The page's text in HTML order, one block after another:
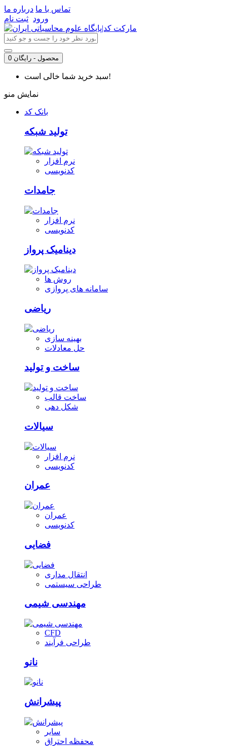
تماس با ما درباره ما
ورود ثبت نام
0 محصول - رایگان
سبد خرید شما خالی است!
نمایش منو
بانک کد
تولید شبکه
نرم افزار
کدنویسی
جامدات
نرم افزار
کدنویسی
دینامیک پرواز
روش ها
سامانه های پروازی
ریاضی
بهینه سازی
حل معادلات
ساخت و تولید
ساخت قالب
شکل دهی
سیالات
نرم افزار
کدنویسی
عمران
عمران
کدنویسی
فضایی
انتقال مداری
طراحی سیستمی
مهندسی شیمی
CFD
طراحی فرآیند
نانو
پیشرانش
سایر
محفظه احتراق